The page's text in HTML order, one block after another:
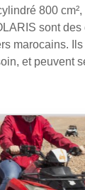
800
sont
marocains.
et peuvent